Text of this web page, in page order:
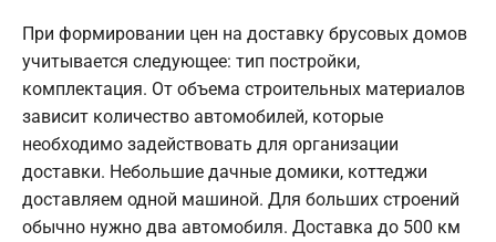
При формировании цен на доставку брусовых домов
учитывается следующее: тип постройки,
комплектация. От объема строительных материалов
зависит количество автомобилей, которые
необходимо задействовать для организации
доставки. Небольшие дачные домики, коттеджи
доставляем одной машиной. Для больших строений
обычно нужно два автомобиля. Доставка до 500 км